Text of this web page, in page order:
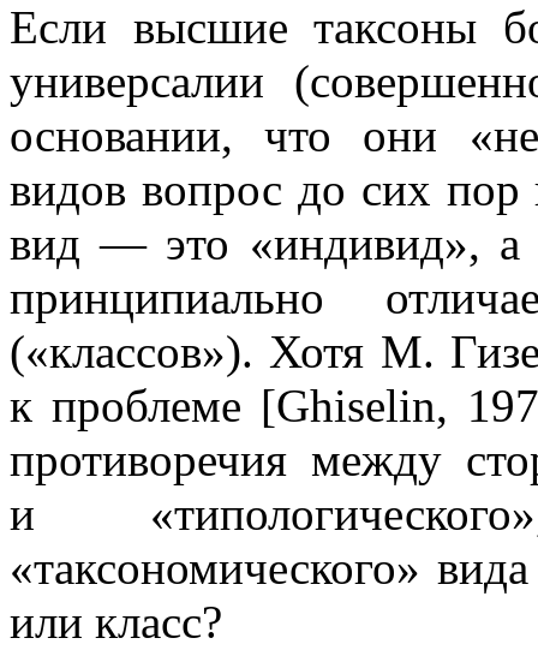
Если высшие таксоны
универсалии
основании, что они
видов вопрос до сих пор
вид — это «индивид», а
принципиально
(«классов»). Хотя М.
к проблеме [Ghiselin,
противоречия между
и
«таксономического»
или класс?